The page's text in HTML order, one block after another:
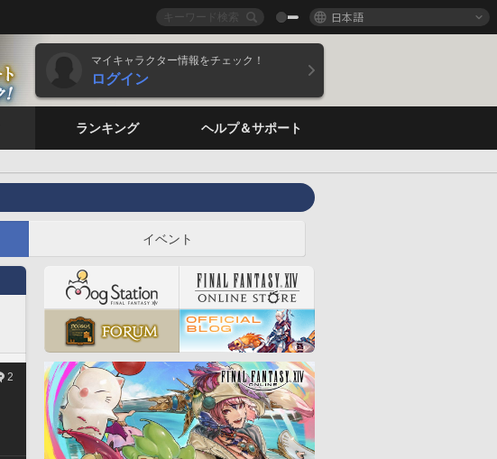
日本語
マイキャラクター情報をチェック！
ログイン
ランキング ヘルプ＆サポート
イベント
2